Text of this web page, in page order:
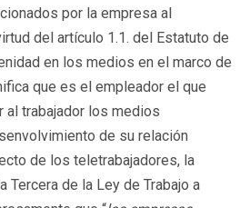
por la empresa al
del artículo 1.1. del Estatuto de
en los medios en el marco de
que es el empleador el que
al trabajador los medios
de su relación
de los teletrabajadores, la
Tercera de la Ley de Trabajo a